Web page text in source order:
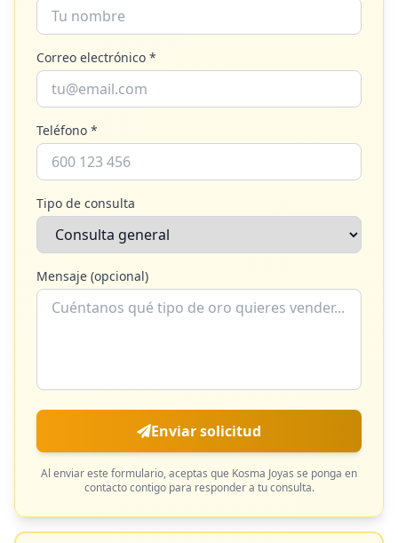
Correo electrónico *
Teléfono *
Tipo de consulta
Mensaje (opcional)
Enviar solicitud
Al enviar este formulario, aceptas que Kosma Joyas se ponga en
contacto contigo para responder a tu consulta.